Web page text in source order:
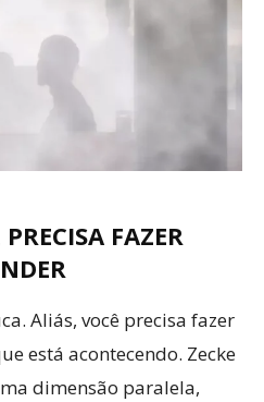
FAZER
Aliás, você precisa fazer
está acontecendo. Zecke
dimensão paralela,